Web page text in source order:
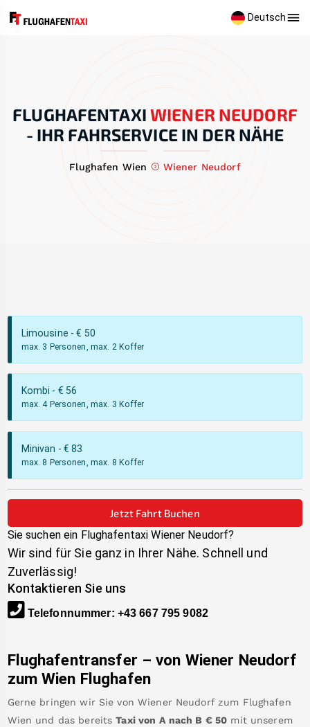
Deutsch
FLUGHAFENTAXI WIENER NEUDORF
- IHR FAHRSERVICE IN DER NÄHE
Flughafen Wien Wiener Neudorf
Limousine - € 50
max. 3 Personen, max. 2 Koffer
Kombi - € 56
max. 4 Personen, max. 3 Koffer
Minivan - €83
max. 8 Personen, max. 8 Koffer
Jetzt Fahrt Buchen
Sie suchen ein Flughafentaxi Wiener Neudorf?
Wir sind für Sie ganz in Ihrer Nähe. Schnell und
Zuverlässig!
Kontaktieren Sie uns
Telefonnummer: +43 667 795 9082
Flughafentransfer – von Wiener Neudorf
zum Wien Flughafen
Gerne bringen wir Sie von Wiener Neudorf zum Flughafen
Wien und das bereits Taxi von A nach B € 50 mit unserem